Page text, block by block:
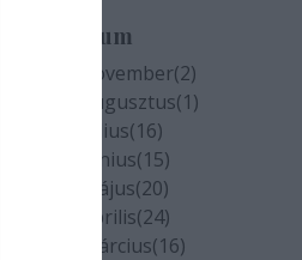
Archívum
2020 november(2)
2020 augusztus(1)
2020 július(16)
2020 június(15)
2020 május(20)
2020 április(24)
2020 március(16)